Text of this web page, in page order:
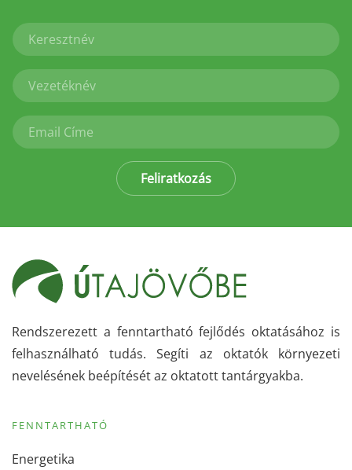
Feliratkozás
Rendszerezett a fenntartható fejlődés oktatásához is
felhasználható tudás. Segíti az oktatók környezeti
nevelésének beépítését az oktatott tantárgyakba.
FENNTARTHATÓ
Energetika